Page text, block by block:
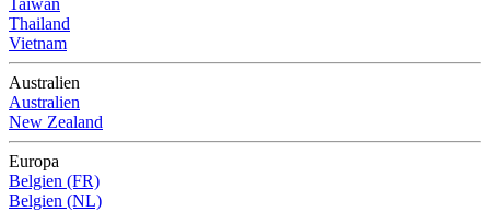
Taiwan
Thailand
Vietnam
Australien
Australien
New Zealand
Europa
Belgien (FR)
Belgien (NL)